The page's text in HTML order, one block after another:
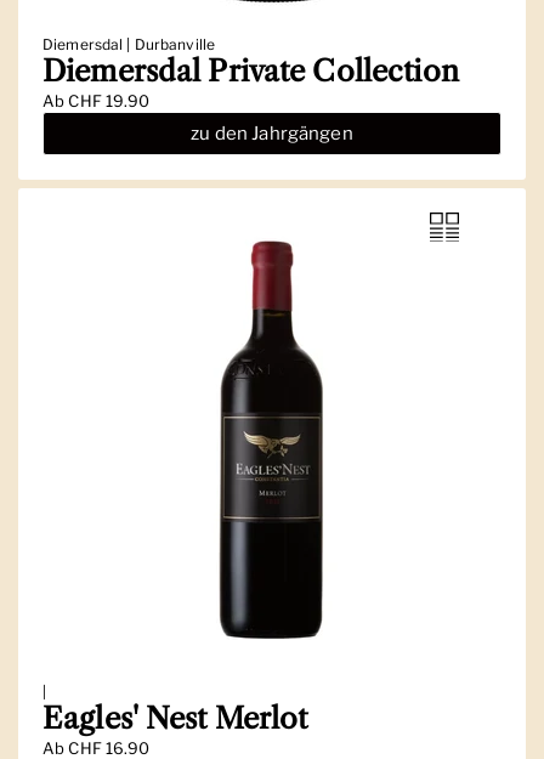
Diemersdal | Durbanville
Diemersdal Private Collection
AbCHF 19.90
zu den Jahrgängen
|
Eagles' Nest Merlot
AbCHF 16.90